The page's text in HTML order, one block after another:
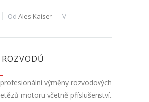
Od Ales Kaiser V
výměny rozvodových
motoru včetně příslušenství.